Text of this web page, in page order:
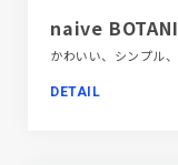
DETAIL